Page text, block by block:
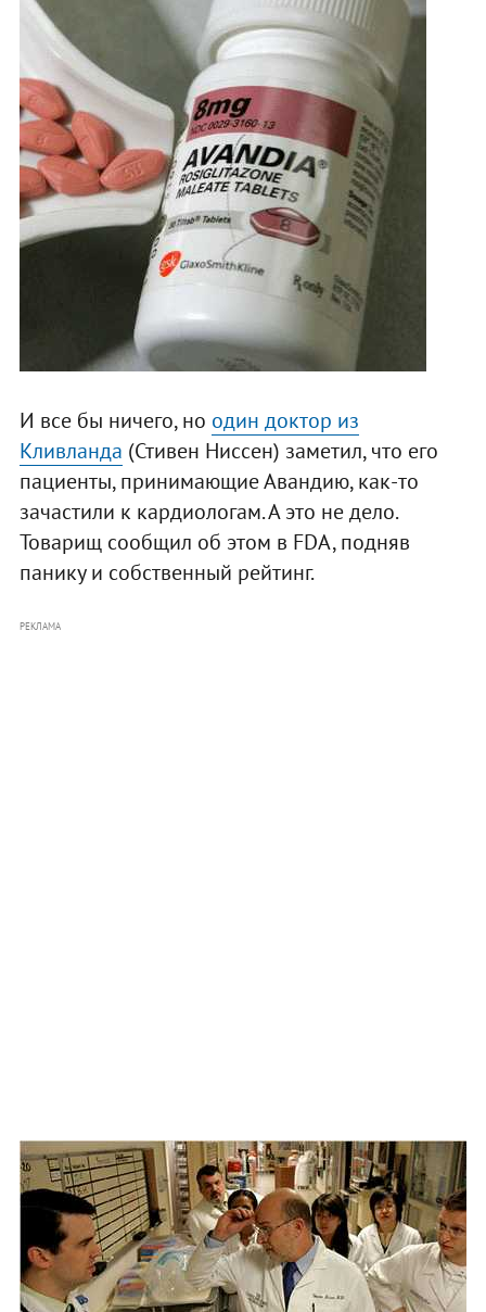
И все бы ничего, но один доктор из
Кливланда (Стивен Ниссен) заметил, что его
пациенты, принимающие Авандию, как-то
зачастили к кардиологам. А это не дело.
Товарищ сообщил об этом в FDA, подняв
панику и собственный рейтинг.
РЕКЛАМА